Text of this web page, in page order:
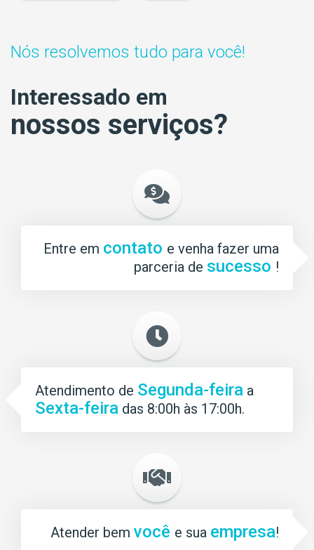
Nós resolvemos tudo para você!
Interessado em
nossos serviços?
Entre em contato e venha fazer uma
parceria de sucesso !
Atendimento de Segunda-feira a
Sexta-feira das 8:00h às 17:00h.
Atender bem você e sua empresa!